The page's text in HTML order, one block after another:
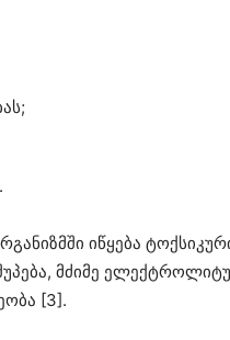
იწყება
მძიმე
[3].